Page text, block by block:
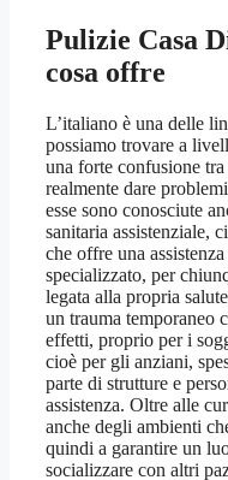
Pulizie Casa
cosa offre
L’italiano è una delle
possiamo trovare a
una forte confusione
realmente dare
esse sono conosciute
sanitaria assistenziale,
che offre una
specializzato, per
legata alla propria
un trauma temporaneo
effetti, proprio per i
cioè per gli anziani,
parte di strutture e
assistenza. Oltre alle
anche degli ambienti
quindi a garantire un
socializzare con altri